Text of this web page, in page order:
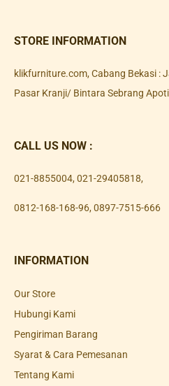
STORE INFORMATION
klikfurniture.com, Cabang Bekasi :
Pasar Kranji/ Bintara Sebrang
CALL US NOW :
021-8855004, 021-29405818,
0812-168-168-96, 0897-7515-666
INFORMATION
Our Store
Hubungi Kami
Pengiriman Barang
Syarat & Cara Pemesanan
Tentang Kami